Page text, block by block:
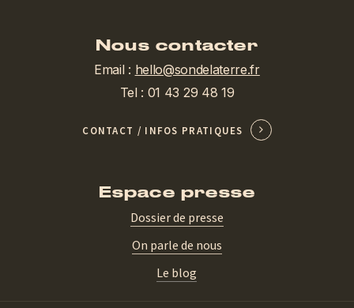
Nous contacter
Email : hello@sondelaterre.fr
Tel : 01 43 29 48 19
CONTACT / INFOS PRATIQUES
Espace presse
Dossier de presse
On parle de nous
Le blog